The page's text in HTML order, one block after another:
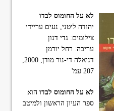
לא על החומוס לבדו
יהודה ליטני, נעים עריידי
צילומים: גדי דגון
עריכה: רחל יורמן
207 עמ'
לא על החומוס לבדו הוא
ספר העיון הראשון ולמיטב